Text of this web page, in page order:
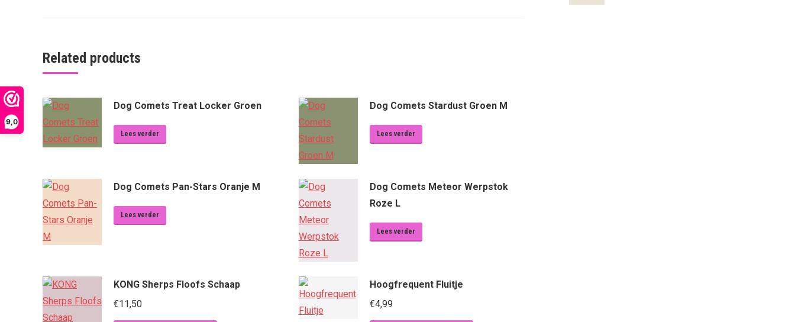
9,0
Related products
Dog Comets Treat Locker Groen
Lees verder
Dog Comets Stardust Groen M
Lees verder
Dog Comets Pan-Stars Oranje M
Lees verder
Dog Comets Meteor Werpstok
Roze L
Lees verder
KONG Sherps Floofs Schaap
€11,50
Hoogfrequent Fluitje
€4,99